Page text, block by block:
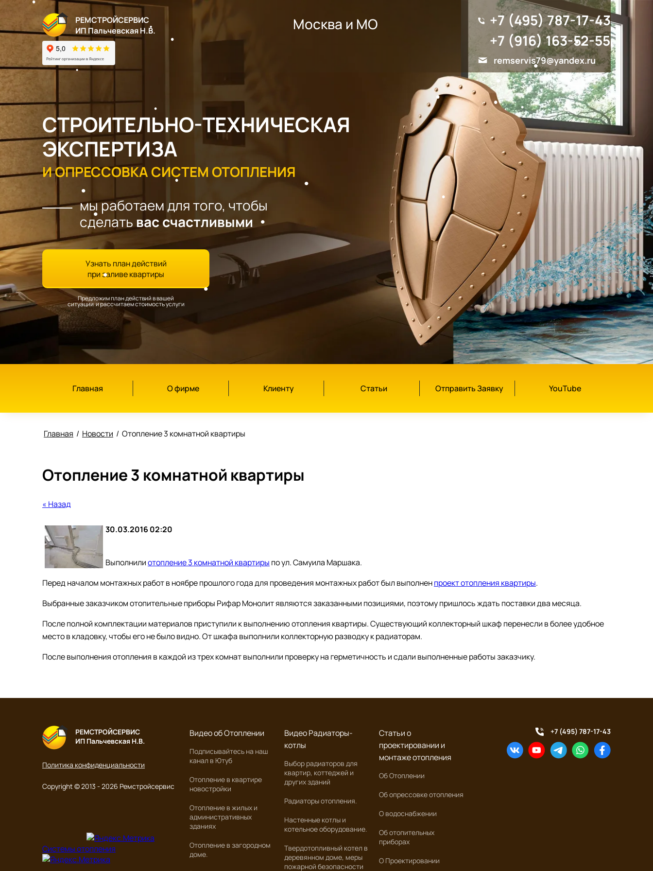
РЕМСТРОЙСЕРВИС
ИП Пальчевская Н.В.
Москва и МО
+7 (495) 787-17-43
+7 (916) 163-52-55
remservis79@yandex.ru
СТРОИТЕЛЬНО-ТЕХНИЧЕСКАЯ
ЭКСПЕРТИЗА
И ОПРЕССОВКА СИСТЕМ ОТОПЛЕНИЯ
мы работаем для того, чтобы
сделать вас счастливыми
Узнать план действий
при заливе квартиры
Предложим план действий в вашей
ситуации и рассчитаем стоимость услуги
Главная О фирме Клиенту Статьи Отправить Заявку YouTube
Главная / Новости / Отопление 3 комнатной квартиры
Отопление 3 комнатной квартиры
« Назад
30.03.2016 02:20
Выполнилиотопление 3 комнатной квартиры по ул. Самуила Маршака.
Перед началом монтажных работ в ноябре прошлого года для проведения монтажных работ был выполненпроект отопления квартиры.
Выбранные заказчиком отопительные приборы Рифар Монолит являются заказанными позициями, поэтому пришлось ждать поставки два месяца.
После полной комплектации материалов приступили к выполнению отопления квартиры. Существующий коллекторный шкаф перенесли в более удобное
место в кладовку, чтобы его не было видно. От шкафа выполнили коллекторную разводку к радиаторам.
После выполнения отопления в каждой из трех комнат выполнили проверку на герметичность и сдали выполненные работы заказчику.
РЕМСТРОЙСЕРВИС
ИП Пальчевская Н.В.
Политика конфиденциальности
Copyright © 2013 - 2026 Ремстройсервис
Системы отопления
Видео об Отоплении
Подписывайтесь на наш
канал в Ютуб
Отопление в квартире
новостройки
Отопление в жилых и
административных
зданиях
Отопление в загородном
доме.
Видео Радиаторы-
котлы
Выбор радиаторов для
квартир, коттеджей и
других зданий
Радиаторы отопления.
Настенные котлы и
котельное оборудование.
Твердотопливный котел в
деревянном доме, меры
пожарной безопасности
Статьи о
проектировании и
монтаже отопления
Об Отоплении
Об опрессовке отопления
О водоснабжении
Об отопительных
приборах
О Проектировании
+7 (495) 787-17-43